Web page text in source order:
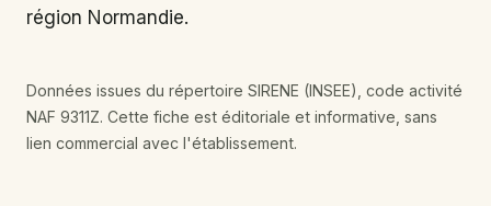
région Normandie.
Données issues du répertoire SIRENE (INSEE), code activité
NAF 9311Z. Cette fiche est éditoriale et informative, sans
lien commercial avec l'établissement.